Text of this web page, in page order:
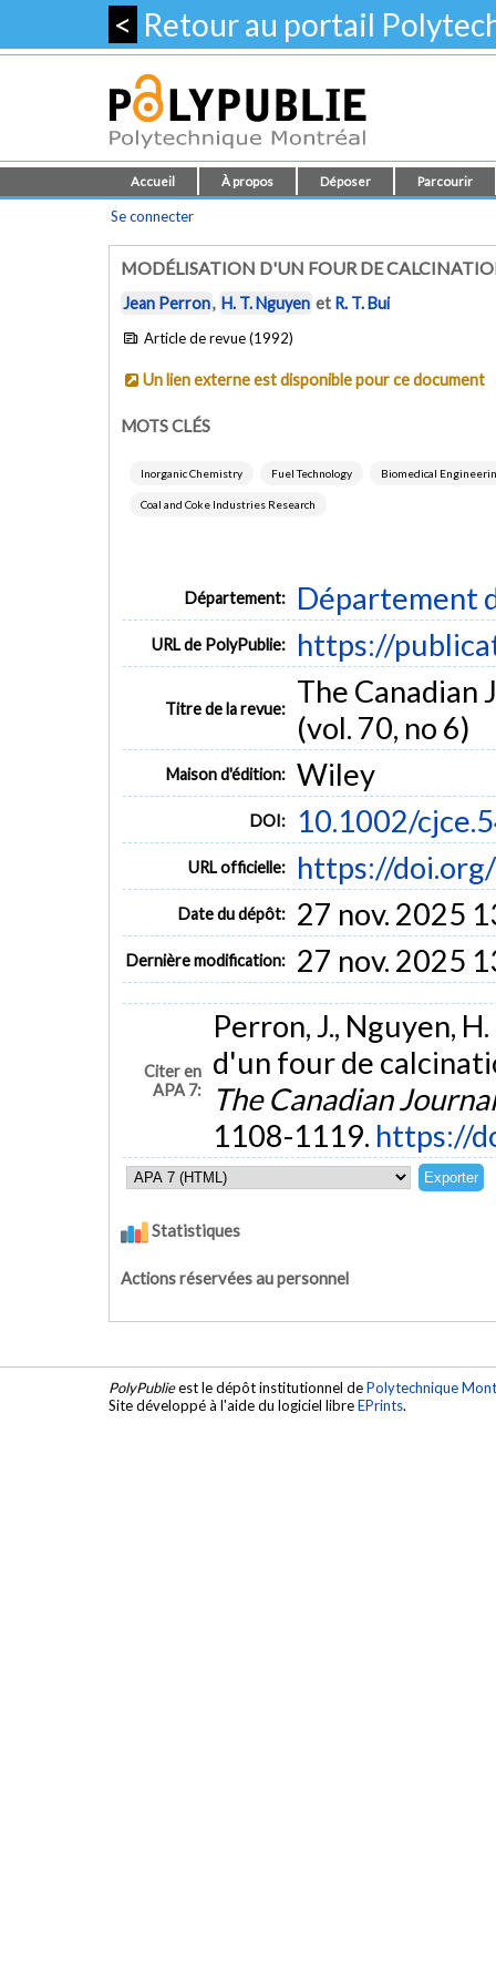
< Retour au portail
Accueil À propos Déposer Parcourir
Se connecter
MODÉLISATION D'UN FOUR DE
Jean Perron, H. T. Nguyen et R. T. Bui
Article de revue (1992)
Un lien externe est disponible pour ce document
MOTS CLÉS
Inorganic Chemistry Fuel Technology Biomedical
Coal and Coke Industries Research
Département: Département
URL de PolyPublie: https://
Titre de la revue:
The Canadian
(vol. 70, no 6)
Maison d'édition: Wiley
DOI: 10.1002/
URL officielle: https://
Date du dépôt: 27 nov. 2025
Dernière modification: 27 nov. 2025
Citer en
APA 7:
Perron, J., Nguyen,
d'un four de
The Canadian
1108-1119. https://
Statistiques
Actions réservées au personnel
PolyPublieest le dépôt institutionnel dePolytechnique
Site développé à l'aide du logiciel libreEPrints.